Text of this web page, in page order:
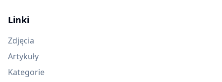
Linki
Zdjęcia
Artykuły
Kategorie